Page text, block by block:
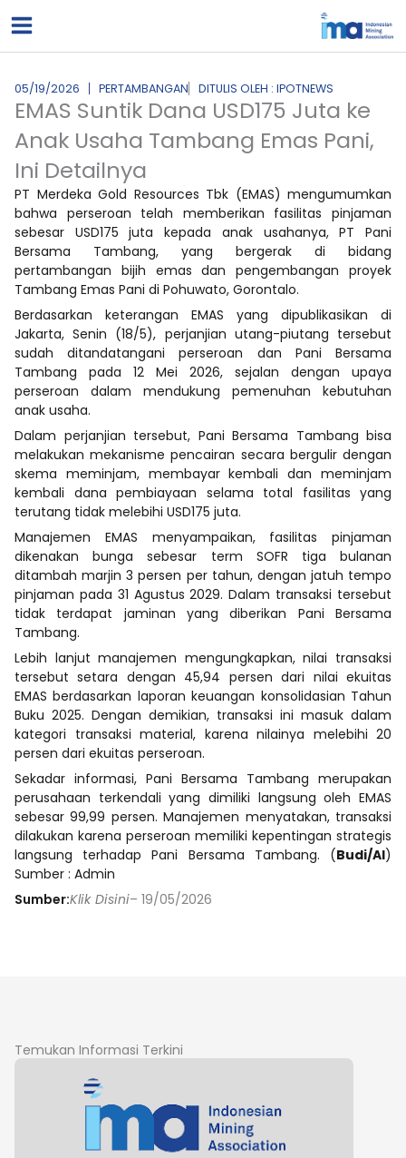
ke
05/19/2026 PERTAMBANGAN DITULIS OLEH : IPOTNEWS
EMAS Suntik Dana USD175 Juta ke
Anak Usaha Tambang Emas Pani,
Ini Detailnya
PT Merdeka Gold Resources Tbk (EMAS) mengumumkan
bahwa perseroan telah memberikan fasilitas pinjaman
sebesar USD175 juta kepada anak usahanya, PT Pani
Bersama Tambang, yang bergerak di bidang
pertambangan bijih emas dan pengembangan proyek
Tambang Emas Pani di Pohuwato, Gorontalo.
Berdasarkan keterangan EMAS yang dipublikasikan di
Jakarta, Senin (18/5), perjanjian utang-piutang tersebut
sudah ditandatangani perseroan dan Pani Bersama
Tambang pada 12 Mei 2026, sejalan dengan upaya
perseroan dalam mendukung pemenuhan kebutuhan
anak usaha.
Dalam perjanjian tersebut, Pani Bersama Tambang bisa
melakukan mekanisme pencairan secara bergulir dengan
skema meminjam, membayar kembali dan meminjam
kembali dana pembiayaan selama total fasilitas yang
terutang tidak melebihi USD175 juta.
Manajemen EMAS menyampaikan, fasilitas pinjaman
dikenakan bunga sebesar term SOFR tiga bulanan
ditambah marjin 3 persen per tahun, dengan jatuh tempo
pinjaman pada 31 Agustus 2029. Dalam transaksi tersebut
tidak terdapat jaminan yang diberikan Pani Bersama
Tambang.
Lebih lanjut manajemen mengungkapkan, nilai transaksi
tersebut setara dengan 45,94 persen dari nilai ekuitas
EMAS berdasarkan laporan keuangan konsolidasian Tahun
Buku 2025. Dengan demikian, transaksi ini masuk dalam
kategori transaksi material, karena nilainya melebihi 20
persen dari ekuitas perseroan.
Sekadar informasi, Pani Bersama Tambang merupakan
perusahaan terkendali yang dimiliki langsung oleh EMAS
sebesar 99,99 persen. Manajemen menyatakan, transaksi
dilakukan karena perseroan memiliki kepentingan strategis
langsung terhadap Pani Bersama Tambang. (Budi/AI)
Sumber : Admin
Sumber:Klik Disini– 19/05/2026
Temukan Informasi Terkini